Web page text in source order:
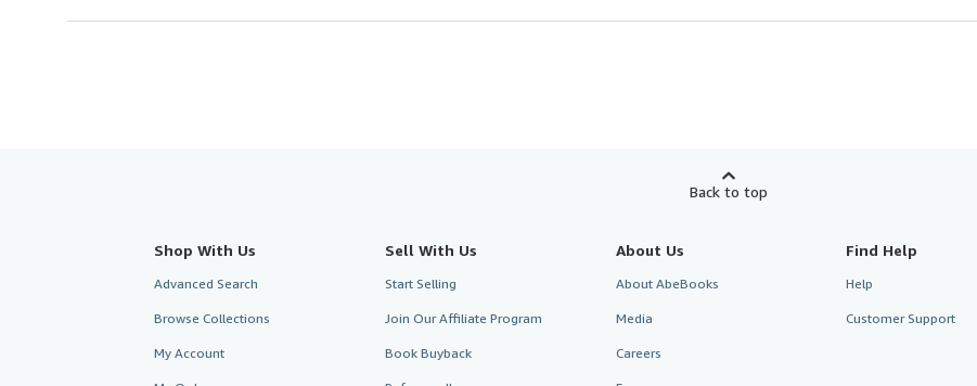
Back to top
Shop With Us
Advanced Search
Browse Collections
My Account
Sell With Us
Start Selling
Join Our Affiliate Program
Book Buyback
About Us
About AbeBooks
Media
Careers
Find Help
Help
Customer Support